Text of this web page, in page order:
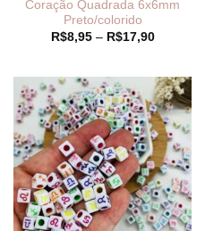
Coração Quadrada 6x6mm
Preto/colorido
R$8,95 – R$17,90Faixa
através
R$17,90